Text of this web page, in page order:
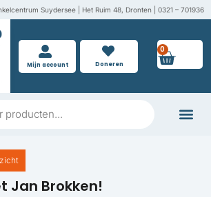
Suydersee | Het Ruim 48, Dronten | 0321 – 701936
Mijn account Doneren
0
Jan Brokken!